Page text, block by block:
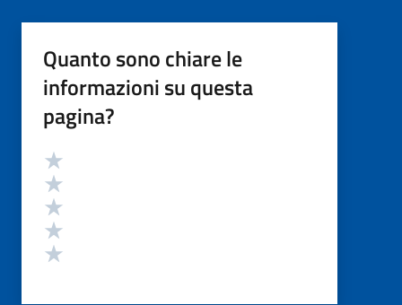
Quanto sono chiare le
informazioni su questa
pagina?
Valutazione